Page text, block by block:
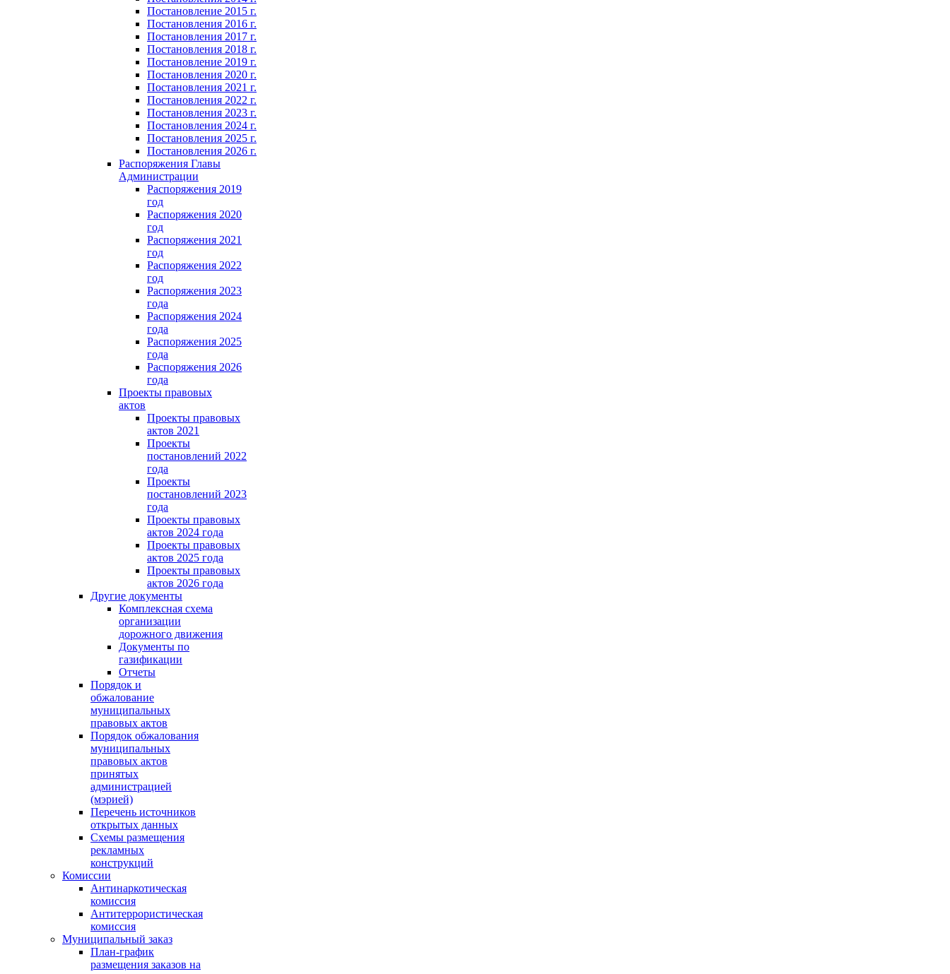
Постановление 2015 г.
Постановления 2016 г.
Постановления 2017 г.
Постановления 2018 г.
Постановление 2019 г.
Постановления 2020 г.
Постановления 2021 г.
Постановления 2022 г.
Постановления 2023 г.
Постановления 2024 г.
Постановления 2025 г.
Постановления 2026 г.
Распоряжения Главы
Администрации
Распоряжения 2019
год
Распоряжения 2020
год
Распоряжения 2021
год
Распоряжения 2022
год
Распоряжения 2023
года
Распоряжения 2024
года
Распоряжения 2025
года
Распоряжения 2026
года
Проекты правовых
актов
Проекты правовых
актов 2021
Проекты
постановлений 2022
года
Проекты
постановлений 2023
года
Проекты правовых
актов 2024 года
Проекты правовых
актов 2025 года
Проекты правовых
актов 2026 года
Другие документы
Комплексная схема
организации
дорожного движения
Документы по
газификации
Отчеты
Порядок и
обжалование
муниципальных
правовых актов
Порядок обжалования
муниципальных
правовых актов
принятых
администрацией
(мэрией)
Перечень источников
открытых данных
Схемы размещения
рекламных
конструкций
Комиссии
Антинаркотическая
комиссия
Антитеррористическая
комиссия
Муниципальный заказ
План-график
размещения заказов на